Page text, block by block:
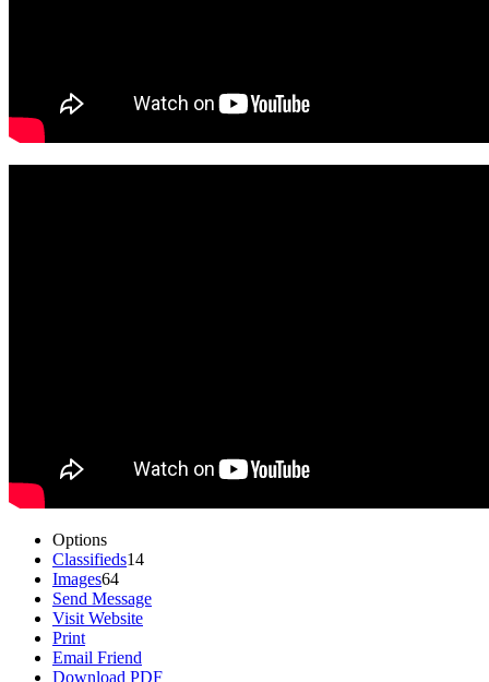
Options
Classifieds14
Images64
Send Message
Visit Website
Print
Email Friend
Download PDF